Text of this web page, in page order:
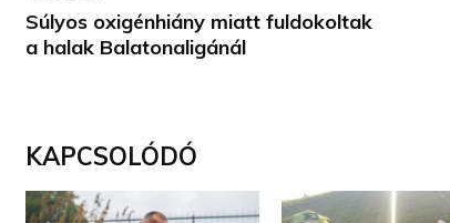
Súlyos oxigénhiány miatt fuldokoltak
a halak Balatonaligánál
KAPCSOLÓDÓ